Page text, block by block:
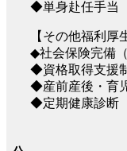
◆単身赴任手当（
【その他福利厚
◆社会保険完備
◆資格取得支援
◆産前産後・育
◆定期健康診断